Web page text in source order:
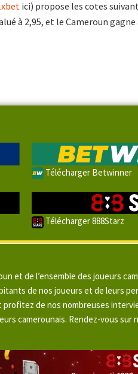
ici) propose les cotes
à 2,95, et le Cameroun gagne
Télécharger Betwinner
Télécharger 888Starz
et de l’ensemble des joueurs
de nos joueurs et de leurs
de nos nombreuses
camerounais. Rendez-vous